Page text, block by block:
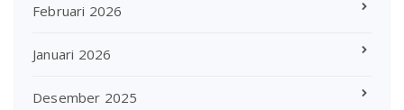
Februari 2026
Januari 2026
Desember 2025